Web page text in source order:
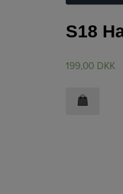
S18
199,00 DKK